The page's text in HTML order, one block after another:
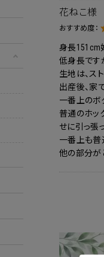
花ねこ様
おすすめ度：
身長151cm
低身長です
生地は、ス
出産後、家
一番上のボ
普通のホッ
せに引っ張
一番上も普
他の部分が